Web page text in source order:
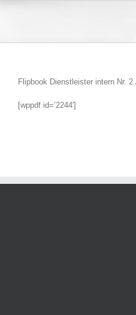
Flipbook Dienstleister intern Nr.
[wppdf id=’2244′]